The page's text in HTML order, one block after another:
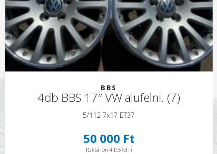
BBS
4db BBS 17″ VW alufelni. (7)
5/112 7x17 ET37
50 000 Ft
Raktáron 4 DB felni